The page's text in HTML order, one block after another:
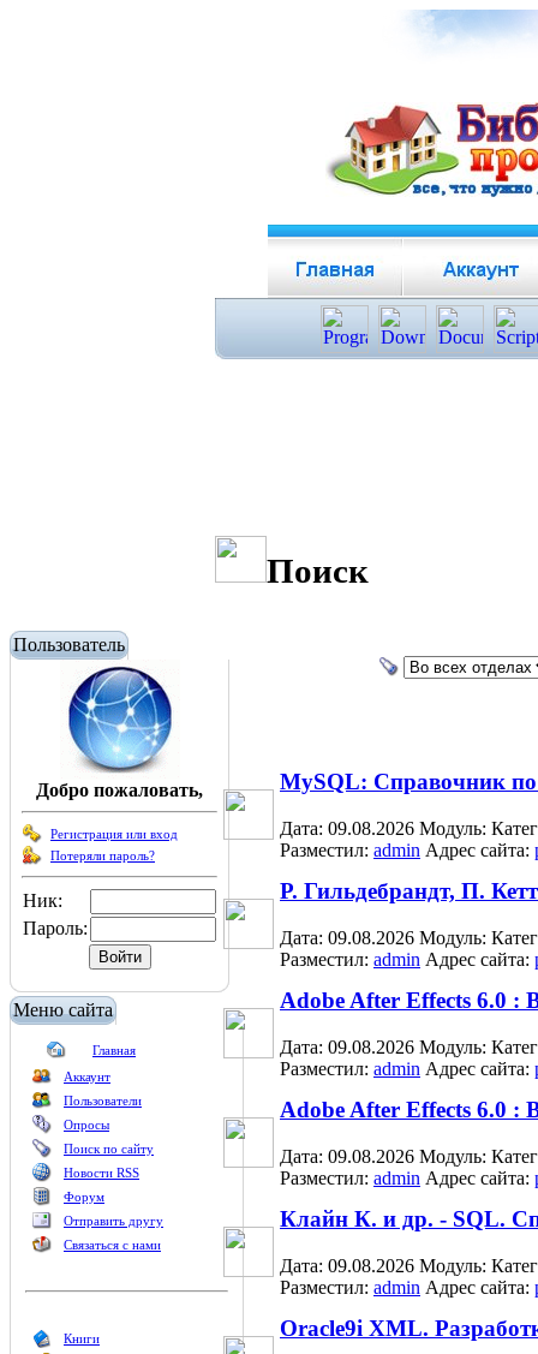
Пользователь
Добро пожаловать,
Регистрация или вход
Потеряли пароль?
Ник:
Пароль:
Меню сайта
Главная
Аккаунт
Пользователи
Опросы
Поиск по сайту
Новости RSS
Форум
Отправить другу
Связаться с нами
Книги
Поиск
MySQL: Справочник
Дата: 09.08.2026 Модуль:
Разместил: admin Адрес сайта:
Р. Гильдебрандт, П.
Дата: 09.08.2026 Модуль:
Разместил: admin Адрес сайта:
Adobe After Effects 6.0 :
Дата: 09.08.2026 Модуль:
Разместил: admin Адрес сайта:
Adobe After Effects 6.0 :
Дата: 09.08.2026 Модуль:
Разместил: admin Адрес сайта:
Клайн К. и др. - SQL.
Дата: 09.08.2026 Модуль:
Разместил: admin Адрес сайта:
Oracle9i XML.